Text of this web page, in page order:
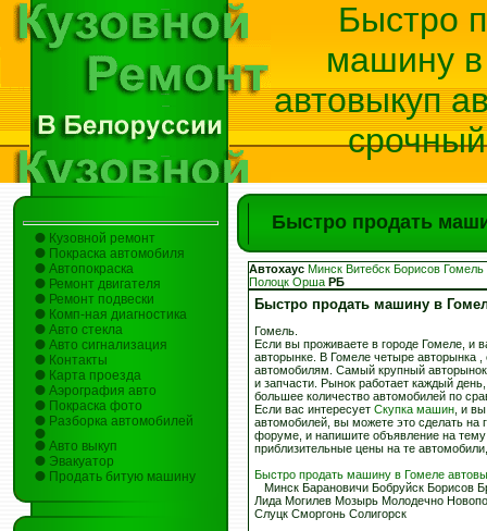
Быстро
машину
автовыкуп
Кузовной ремонт
Покраска автомобиля
Автопокраска
Ремонт двигателя
Ремонт подвески
Комп-ная диагностика
Авто стекла
Авто сигнализация
Контакты
Карта проезда
Аэрография авто
Покраска фото
Разборка автомобилей
Авто выкуп
Эвакуатор
Продать битую машину
Быстро продать
Автохаус Минск Витебск Борисов Гомель
Полоцк Орша РБ
Быстро продать машину в
Гомель.
Если вы проживаете в городе Гомеле, и
авторынке. В Гомеле четыре авторынка ,
автомобилям. Самый крупный
и запчасти. Рынок работает каждый
большее количество автомобилей по
Если вас интересует Скупка машин , и
автомобилей, вы можете это сделать на
форуме, и напишите объявление на
приблизительные цены на те
Быстро продать машину в Гомеле
Минск Барановичи Бобруйск Борисов
Лида Могилев Мозырь Молодечно
Слуцк Сморгонь Солигорск